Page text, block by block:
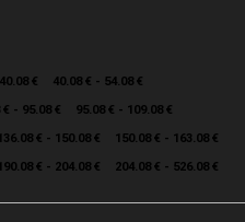
€
40.08 € - 54.08 €
€ - 95.08 €
95.08 € - 109.08 €
€ - 150.08 €
150.08 € - 163.08 €
€ - 204.08 € 204.08 € - 526.08 €